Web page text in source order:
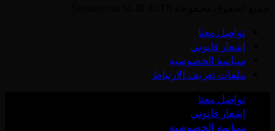
تواصل معنا
إشعار قانوني
سياسة الخصوصية
ملفات تعريف الارتباط
تواصل معنا
إشعار قانوني
سياسة الخصوصية